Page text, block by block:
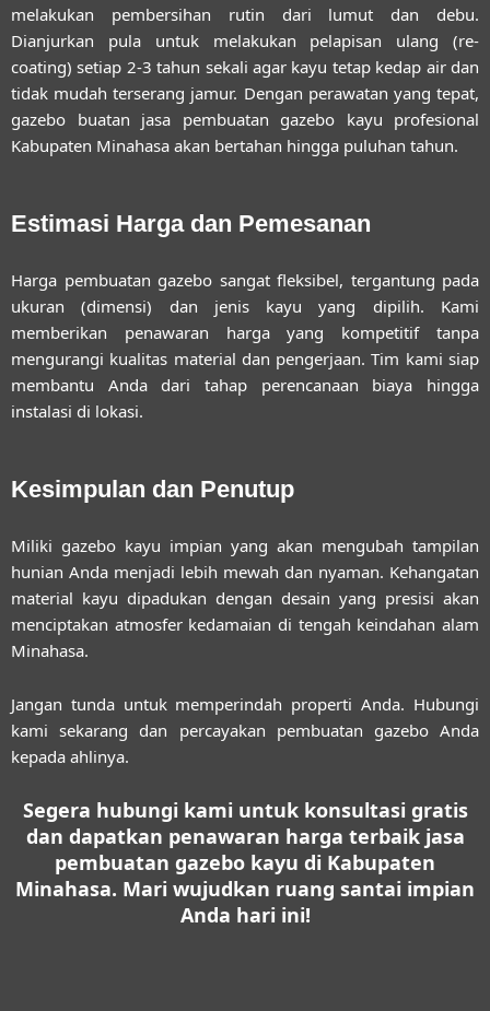
melakukan pembersihan rutin dari lumut dan debu.
Dianjurkan pula untuk melakukan pelapisan ulang (re-
coating) setiap 2-3 tahun sekali agar kayu tetap kedap air dan
tidak mudah terserang jamur. Dengan perawatan yang tepat,
gazebo buatan jasa pembuatan gazebo kayu profesional
Kabupaten Minahasa akan bertahan hingga puluhan tahun.
Estimasi Harga dan Pemesanan
Harga pembuatan gazebo sangat fleksibel, tergantung pada
ukuran (dimensi) dan jenis kayu yang dipilih. Kami
memberikan penawaran harga yang kompetitif tanpa
mengurangi kualitas material dan pengerjaan. Tim kami siap
membantu Anda dari tahap perencanaan biaya hingga
instalasi di lokasi.
Kesimpulan dan Penutup
Miliki gazebo kayu impian yang akan mengubah tampilan
hunian Anda menjadi lebih mewah dan nyaman. Kehangatan
material kayu dipadukan dengan desain yang presisi akan
menciptakan atmosfer kedamaian di tengah keindahan alam
Minahasa.
Jangan tunda untuk memperindah properti Anda. Hubungi
kami sekarang dan percayakan pembuatan gazebo Anda
kepada ahlinya.
Segera hubungi kami untuk konsultasi gratis
dan dapatkan penawaran harga terbaik jasa
pembuatan gazebo kayu di Kabupaten
Minahasa. Mari wujudkan ruang santai impian
Anda hari ini!